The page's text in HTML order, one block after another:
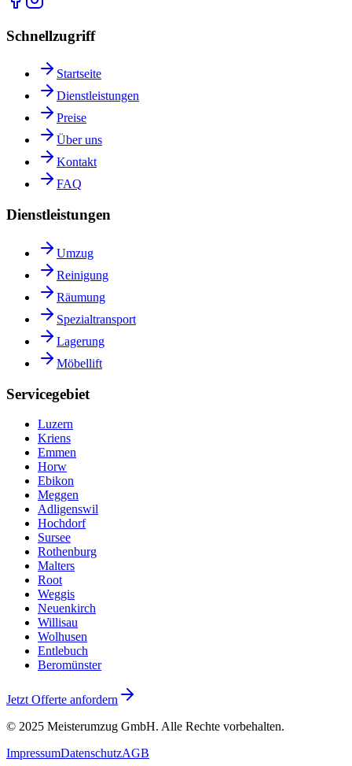
Schnellzugriff
Startseite
Dienstleistungen
Preise
Über uns
Kontakt
FAQ
Dienstleistungen
Umzug
Reinigung
Räumung
Spezialtransport
Lagerung
Möbellift
Servicegebiet
Luzern
Kriens
Emmen
Horw
Ebikon
Meggen
Adligenswil
Hochdorf
Sursee
Rothenburg
Malters
Root
Weggis
Neuenkirch
Willisau
Wolhusen
Entlebuch
Beromünster
Jetzt Offerte anfordern
© 2025 Meisterumzug GmbH. Alle Rechte vorbehalten.
ImpressumDatenschutzAGB